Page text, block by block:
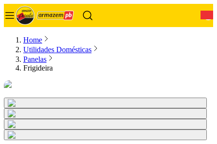
Home
Utilidades Domésticas
Panelas
Frigideira